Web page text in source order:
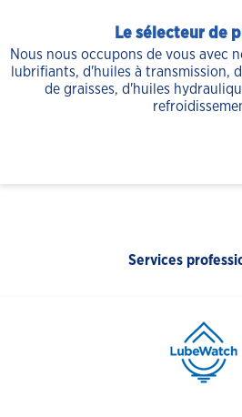
Le sélecteur de
Nous nous occupons de vous avec
lubrifiants, d'huiles à transmission,
de graisses, d'huiles
Services